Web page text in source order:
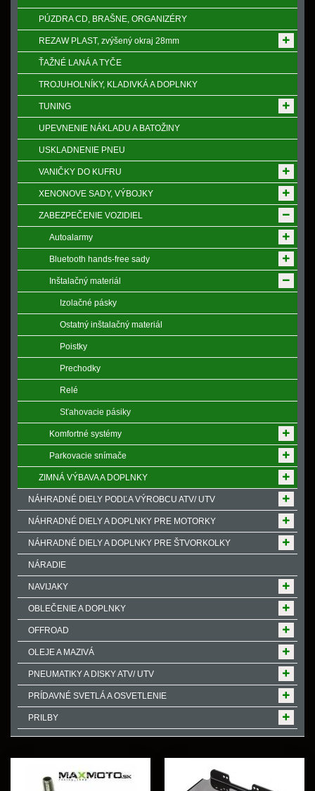
PÚZDRA CD, BRAŠNE, ORGANIZÉRY
REZAW PLAST, zvýšený okraj 28mm
ŤAŽNÉ LANÁ A TYČE
TROJUHOLNÍKY, KLADIVKÁ A DOPLNKY
TUNING
UPEVNENIE NÁKLADU A BATOŽINY
USKLADNENIE PNEU
VANIČKY DO KUFRU
XENONOVE SADY, VÝBOJKY
ZABEZPEČENIE VOZIDIEL
Autoalarmy
Bluetooth hands-free sady
Inštalačný materiál
Izolačné pásky
Ostatný inštalačný materiál
Poistky
Prechodky
Relé
Sťahovacie pásiky
Komfortné systémy
Parkovacie snímače
ZIMNÁ VÝBAVA A DOPLNKY
NÁHRADNÉ DIELY PODĽA VÝROBCU ATV/ UTV
NÁHRADNÉ DIELY A DOPLNKY PRE MOTORKY
NÁHRADNÉ DIELY A DOPLNKY PRE ŠTVORKOLKY
NÁRADIE
NAVIJAKY
OBLEČENIE A DOPLNKY
OFFROAD
OLEJE A MAZIVÁ
PNEUMATIKY A DISKY ATV/ UTV
PRÍDAVNÉ SVETLÁ A OSVETLENIE
PRILBY